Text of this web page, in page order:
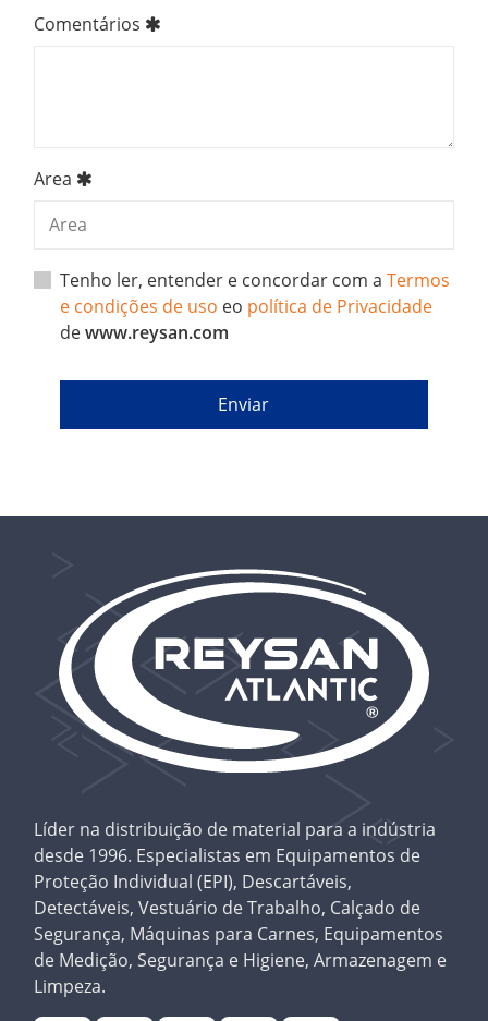
Comentários
Area
Tenho ler, entender e concordar com aTermos
e condições de uso eo política de Privacidade
dewww.reysan.com
Líder na distribuição de material para a indústria
desde 1996. Especialistas em Equipamentos de
Proteção Individual (EPI), Descartáveis,
Detectáveis, Vestuário de Trabalho, Calçado de
Segurança, Máquinas para Carnes, Equipamentos
de Medição, Segurança e Higiene, Armazenagem e
Limpeza.